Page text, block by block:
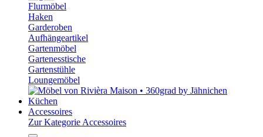
Flurmöbel
Haken
Garderoben
Aufhängeartikel
Gartenmöbel
Gartenesstische
Gartenstühle
Loungemöbel
Küchen
Accessoires
Zur Kategorie Accessoires